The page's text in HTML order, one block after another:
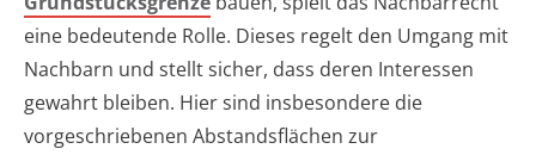
eine bedeutende Rolle. Dieses regelt den Umgang mit
Nachbarn und stellt sicher, dass deren Interessen
gewahrt bleiben. Hier sind insbesondere die
vorgeschriebenen Abstandsflächen zur